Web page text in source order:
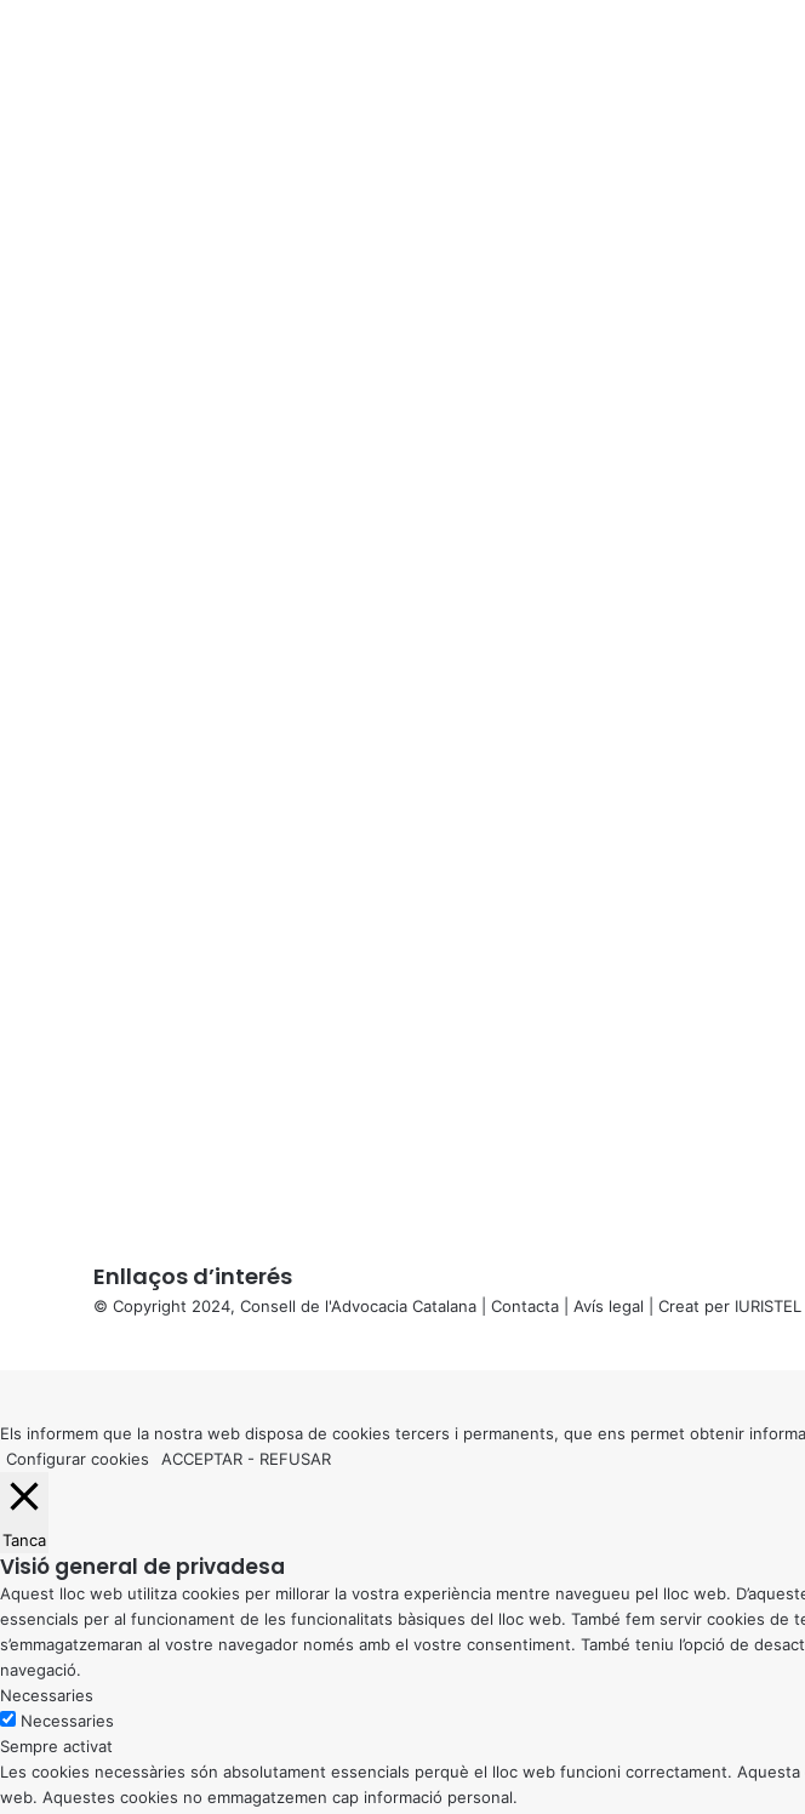
Enllaços d’interés
© Copyright 2024, Consell de l'Advocacia Catalana | Contacta Avís legal | Creat per IURISTEL
button
Els informem que la nostra web disposa de cookies tercers i permanents, que ens permet obtenir
Configurar cookies
ACCEPTAR - REFUSAR
Tanca
Visió general de privadesa
Aquest lloc web utilitza cookies per millorar la vostra experiència mentre navegueu pel lloc web.
essencials per al funcionament de les funcionalitats bàsiques del lloc web. També fem servir cookies
s’emmagatzemaran al vostre navegador només amb el vostre consentiment. També teniu l’opció de
navegació.
Necessaries
Necessaries
Sempre activat
Les cookies necessàries són absolutament essencials perquè el lloc web funcioni correctament.
web. Aquestes cookies no emmagatzemen cap informació personal.